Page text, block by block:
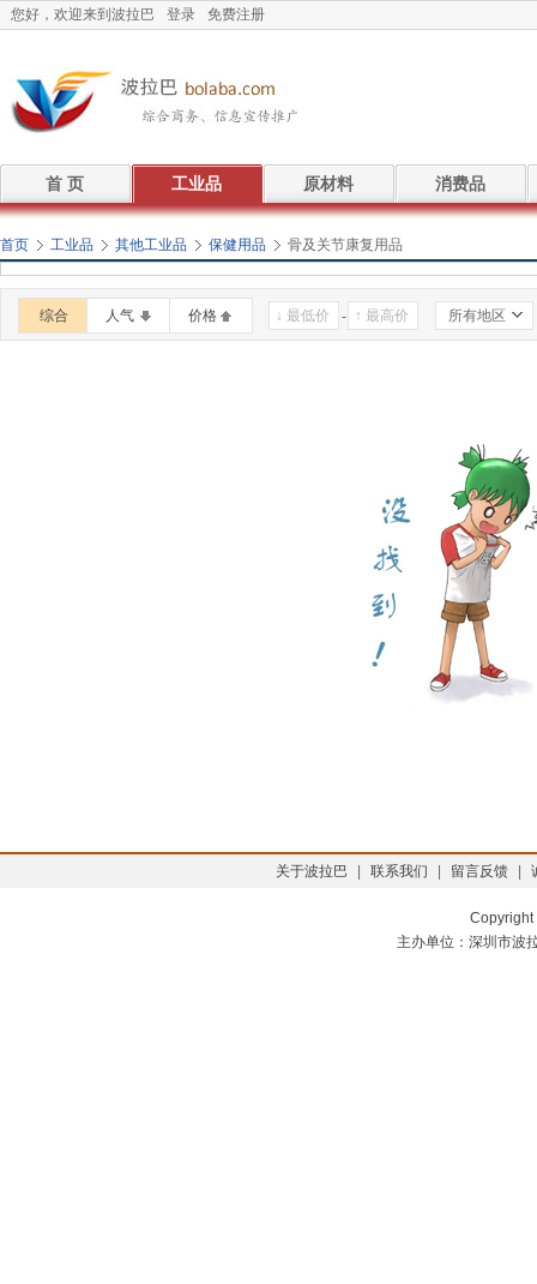
您好，欢迎来到波拉巴 登录 免费注册
首 页 工业品 原材料 消费品
首页 工业品 其他工业品 保健用品 骨及关节康复用品
综合 人气 价格 - 所有地区
关于波拉巴 联系我们 留言反馈
主办单位：深圳市波